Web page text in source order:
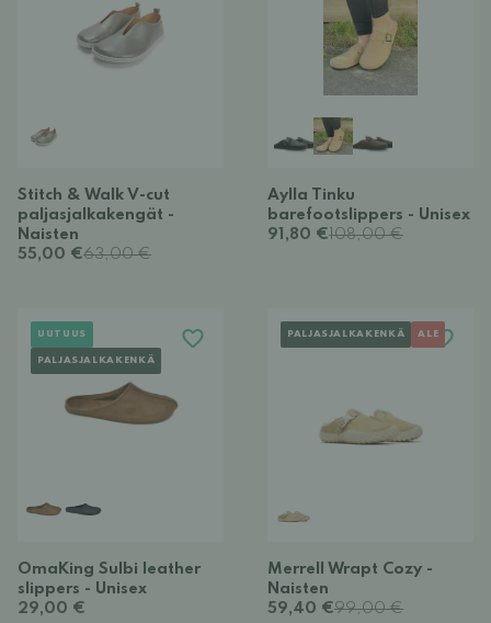
Stitch & Walk V-cut
paljasjalkakengät -
Naisten
55,00 €63,00 €
Aylla Tinku
barefootslippers - Unisex
91,80 €108,00 €
UUTUUS
PALJASJALKAKENKÄ
OmaKing Sulbi leather
slippers - Unisex
29,00 €
PALJASJALKAKENKÄ ALE
Merrell Wrapt Cozy -
Naisten
59,40 €99,00 €